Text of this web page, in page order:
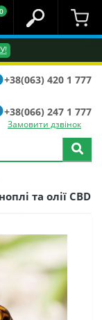
0
+38(063) 420 1 777
+38(066) 247 1 777
Замовити дзвінок
та олії CBD